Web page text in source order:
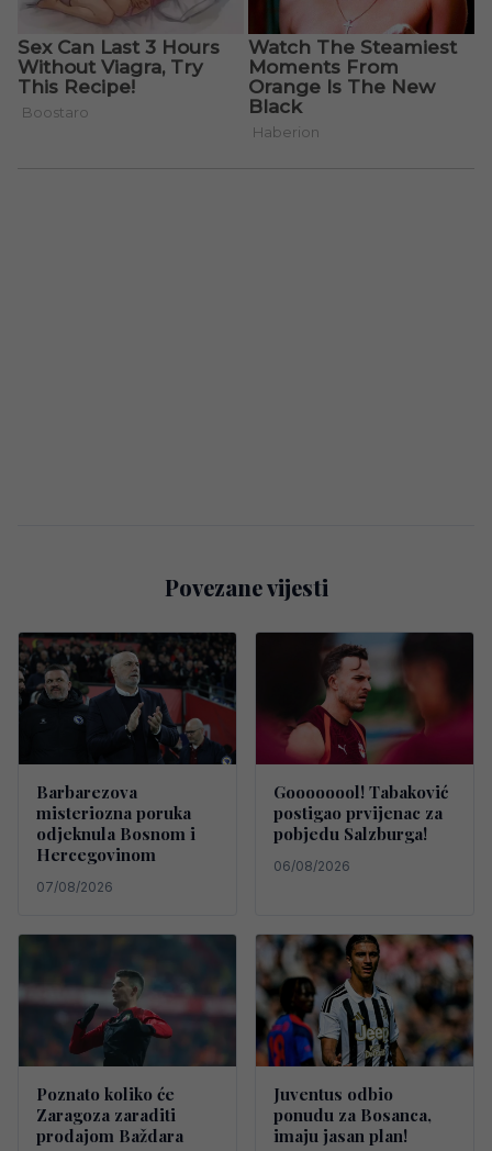
Povezane vijesti
Barbarezova
misteriozna poruka
odjeknula Bosnom i
Hercegovinom
07/08/2026
Goooooool! Tabaković
postigao prvijenac za
pobjedu Salzburga!
06/08/2026
Poznato koliko će
Zaragoza zaraditi
prodajom Baždara
Juventus odbio
ponudu za Bosanca,
imaju jasan plan!